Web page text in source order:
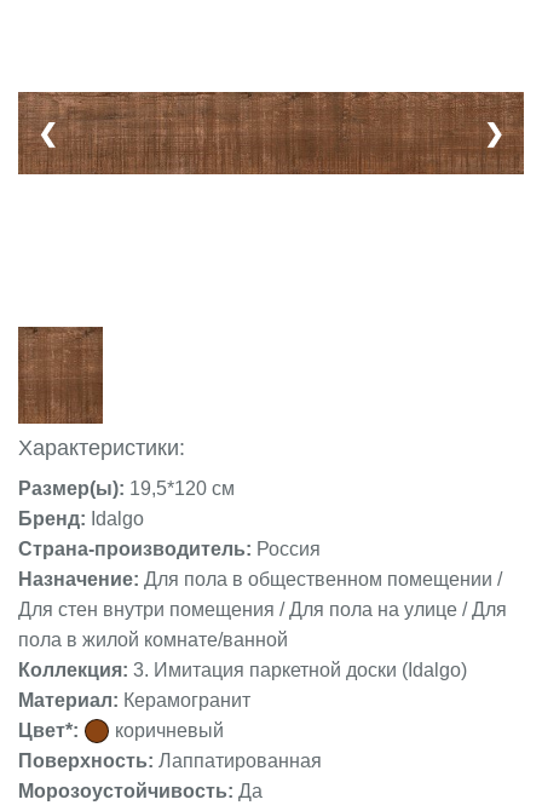
❮ ❯
Характеристики:
Размер(ы): 19,5*120 см
Бренд: Idalgo
Страна-производитель: Россия
Назначение: Для пола в общественном помещении /
Для стен внутри помещения / Для пола на улице / Для
пола в жилой комнате/ванной
Коллекция: 3. Имитация паркетной доски (Idalgo)
Материал: Керамогранит
Цвет*:
коричневый
Поверхность: Лаппатированная
Морозоустойчивость: Да